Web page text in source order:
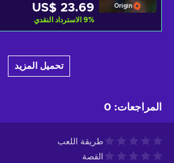
Origin
US$ 23.69
9% الاسترداد النقدي
تحميل المزيد
المراجعات:
0
طريقة اللعب
القصة